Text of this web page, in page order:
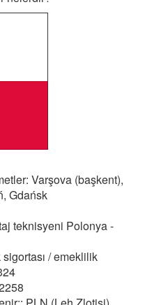
Varşova (başkent),
Gdańsk
teknisyeni Polonya -
/ emeklilik